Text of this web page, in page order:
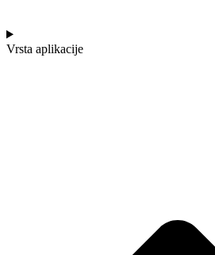
Vrsta aplikacije